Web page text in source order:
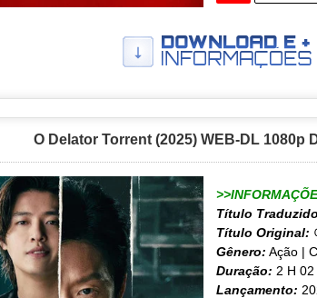
O Delator Torrent (2025) WEB-DL 1080p
Título
Título Original:
Gênero: Ação |
Duração: 2 H 02
Lançamento: